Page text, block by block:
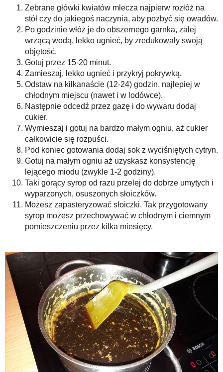
Zebrane główki kwiatów mlecza najpierw rozłóż na
stół czy do jakiegoś naczynia, aby pozbyć się owadów.
Po godzinie włóż je do obszernego garnka, zalej
wrzącą wodą, lekko ugnieć, by zredukowały swoją
objętość.
Gotuj przez 15-20 minut.
Zamieszaj, lekko ugnieć i przykryj pokrywką.
Odstaw na kilkanaście (12-24) godzin, najlepiej w
chłodnym miejscu (nawet i w lodówce).
Następnie odcedź przez gazę i do wywaru dodaj
cukier.
Wymieszaj i gotuj na bardzo małym ogniu, aż cukier
całkowicie się rozpuści.
Pod koniec gotowania dodaj sok z wyciśniętych cytryn.
Gotuj na małym ogniu aż uzyskasz konsystencję
lejącego miodu (zwykle 1-2 godziny).
Taki gorący syrop od razu przelej do dobrze umytych i
wyparzonych, osuszonych słoiczków.
Możesz zapasteryzować słoiczki. Tak przygotowany
syrop możesz przechowywać w chłodnym i ciemnym
pomieszczeniu przez kilka miesięcy.